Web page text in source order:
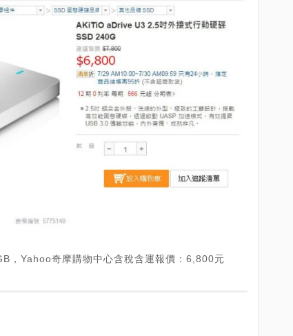
，Yahoo奇摩購物中心含稅含運報價：6,800元